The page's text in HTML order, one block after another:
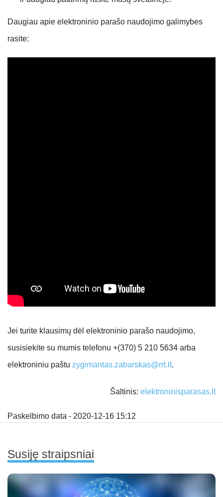
Daugiau apie elektroninio parašo naudojimo galimybes
rasite:
Jei turite klausimų dėl elektroninio parašo naudojimo,
susisiekite su mumis telefonu +(370) 5 210 5634 arba
elektroniniu paštu zygimantas.zabarskas@rrt.lt.
Šaltinis: elektroninisparasas.lt
Paskelbimo data - 2020-12-16 15:12
Susiję straipsniai